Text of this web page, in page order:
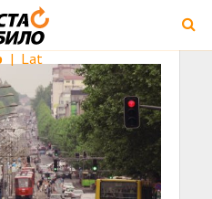
| Lat